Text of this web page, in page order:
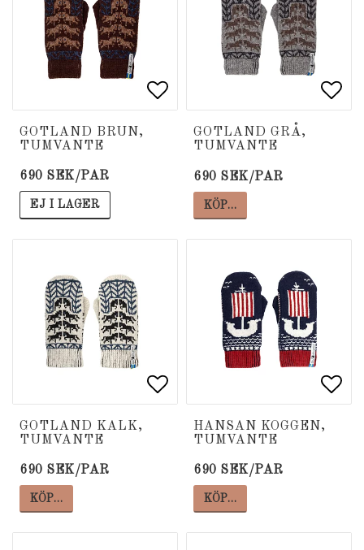
Lägg till i
Lägg till i
GOTLAND BRUN,
TUMVANTE
690 SEK/PAR
EJ I LAGER
GOTLAND GRÅ,
TUMVANTE
690 SEK/PAR
KÖP…
Lägg till i
Lägg till i
GOTLAND KALK,
TUMVANTE
690 SEK/PAR
KÖP…
HANSAN KOGGEN,
TUMVANTE
690 SEK/PAR
KÖP…